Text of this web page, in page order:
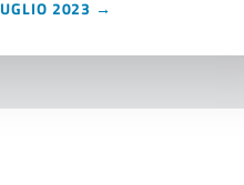
2023 →